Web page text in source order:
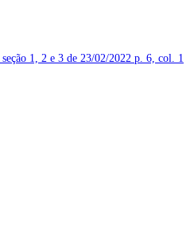
1, 2 e 3 de 23/02/2022 p. 6, col. 1